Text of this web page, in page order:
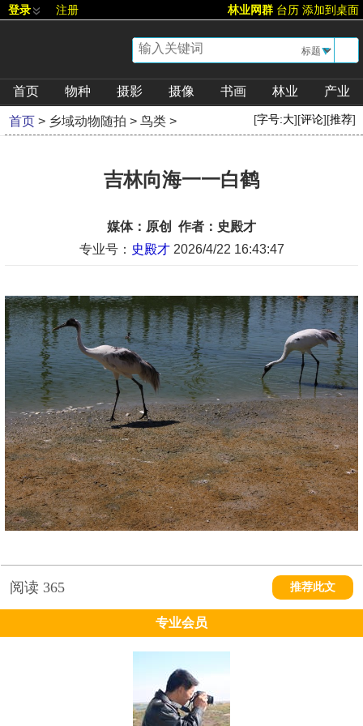
登录 注册 林业网群 台历 添加到桌面
▼
首页 物种 摄影 摄像 书画 林业 产业
首页 > 乡域动物随拍 > 鸟类 > [字号:大][评论][推荐]
吉林向海一一白鹤
媒体：原创 作者：史殿才
专业号： 史殿才 2026/4/22 16:43:47
阅读 365 推荐此文
专业会员